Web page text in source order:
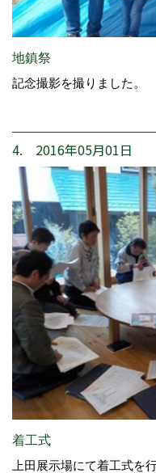
地鎮祭
記念撮影を撮りました。
4. 2016年05月01日
着工式
上田展示場にて着工式を